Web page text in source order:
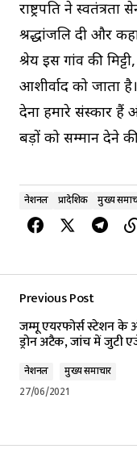
राष्ट्रपति ने
श्रद्धांजलि दी और
श्रेय इस गांव की
आशीर्वाद को जाता
देना हमारे संस्कार हैं
बड़ों को सम्मान देने
नेशनल प्रादेशिक मुख्य
Previous Post
जम्मू एयरफोर्स स्टेशन के
ड्रोन अटैक, जांच में जुटी
नेशनल
मुख्य समाचार
27/06/2021